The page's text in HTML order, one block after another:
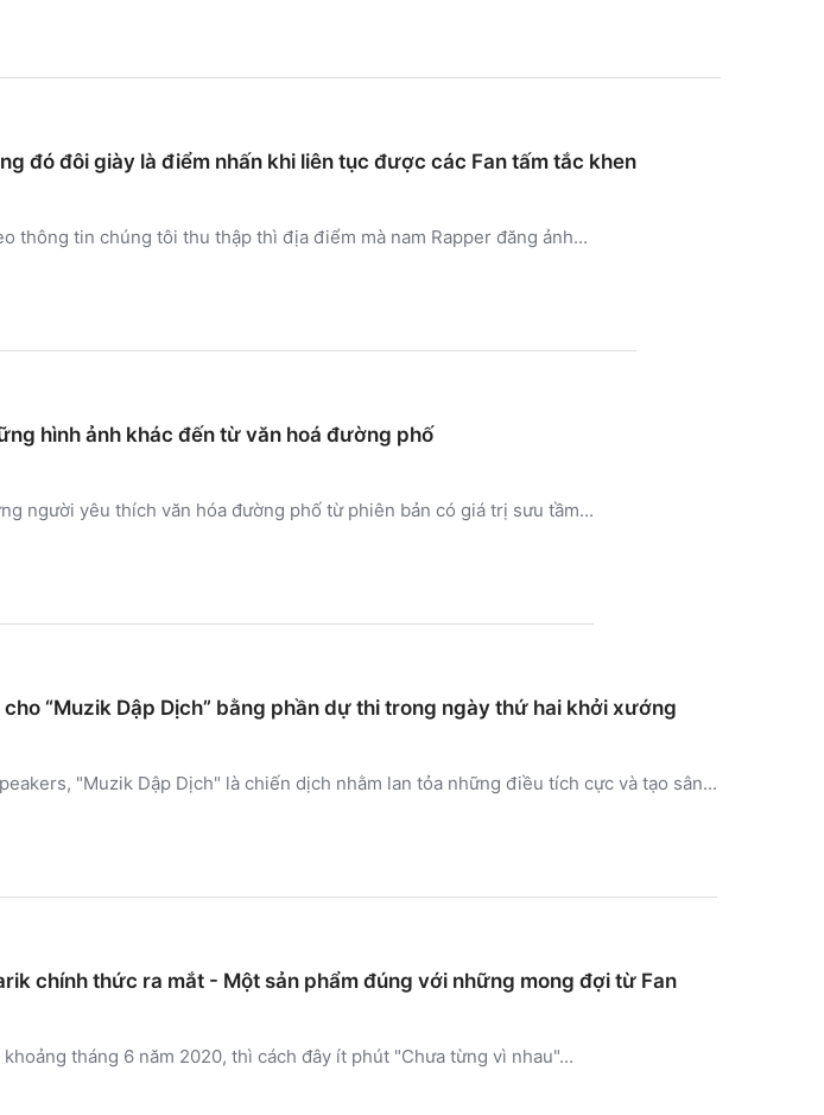
đó đôi giày là điểm nhấn khi liên tục được các Fan tấm tắc khen
thông tin chúng tôi thu thập thì địa điểm mà nam Rapper đăng ảnh...
hình ảnh khác đến từ văn hoá đường phố
người yêu thích văn hóa đường phố từ phiên bản có giá trị sưu tầm...
“Muzik Dập Dịch” bằng phần dự thi trong ngày thứ hai khởi xướng
"Muzik Dập Dịch" là chiến dịch nhằm lan tỏa những điều tích cực và tạo sân...
chính thức ra mắt - Một sản phẩm đúng với những mong đợi từ Fan
tháng 6 năm 2020, thì cách đây ít phút "Chưa từng vì nhau"...